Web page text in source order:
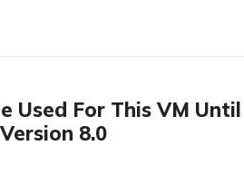
Used For This VM Until
8.0